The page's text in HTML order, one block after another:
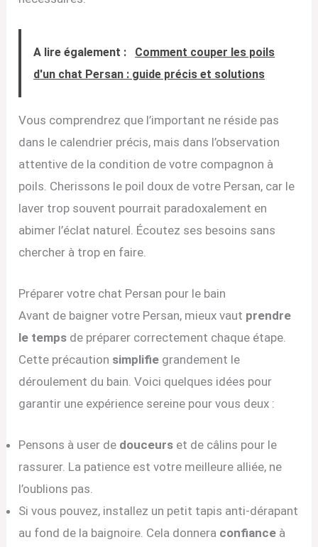
A lire également :
Comment couper les poils
d'un chat Persan : guide précis et solutions
Vous comprendrez que l’important ne réside pas
dans le calendrier précis, mais dans l’observation
attentive de la condition de votre compagnon à
poils. Cherissons le poil doux de votre Persan, car le
laver trop souvent pourrait paradoxalement en
abimer l’éclat naturel. Écoutez ses besoins sans
chercher à trop en faire.
Préparer votre chat Persan pour le bain
Avant de baigner votre Persan, mieux vaut prendre
le temps de préparer correctement chaque étape.
Cette précaution simplifie grandement le
déroulement du bain. Voici quelques idées pour
garantir une expérience sereine pour vous deux :
Pensons à user de douceurs et de câlins pour le
rassurer. La patience est votre meilleure alliée, ne
l’oublions pas.
Si vous pouvez, installez un petit tapis anti-dérapant
au fond de la baignoire. Cela donnera confiance à